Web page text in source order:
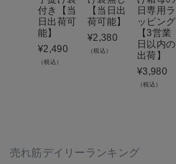
付き【当
日出荷可
能】
¥2,490
（税込）
【当日出
荷可能】
¥2,380
（税込）
日専用ラ
ッピング
【3営業
日以内の
出荷】
¥3,980
（税込）
売れ筋デイリーランキング